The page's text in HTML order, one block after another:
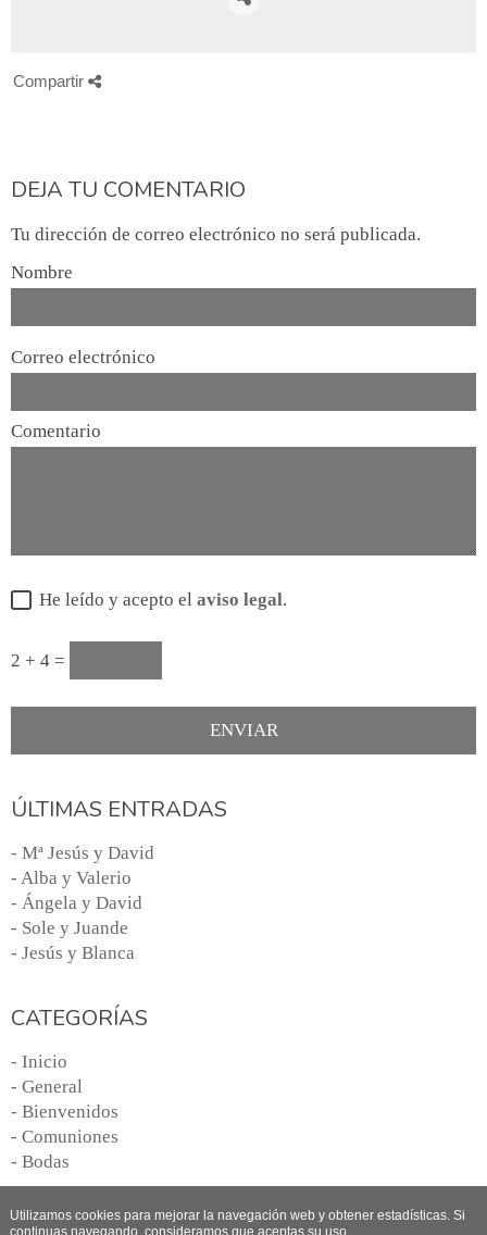
Compartir
DEJA TU COMENTARIO
Tu dirección de correo electrónico no será publicada.
Nombre
Correo electrónico
Comentario
He leído y acepto el aviso legal.
2 + 4 =
ÚLTIMAS ENTRADAS
- Mª Jesús y David
- Alba y Valerio
- Ángela y David
- Sole y Juande
- Jesús y Blanca
CATEGORÍAS
- Inicio
- General
- Bienvenidos
- Comuniones
- Bodas
Utilizamos cookies para mejorar la navegación web y obtener estadísticas. Si
continuas navegando, consideramos que aceptas su uso.